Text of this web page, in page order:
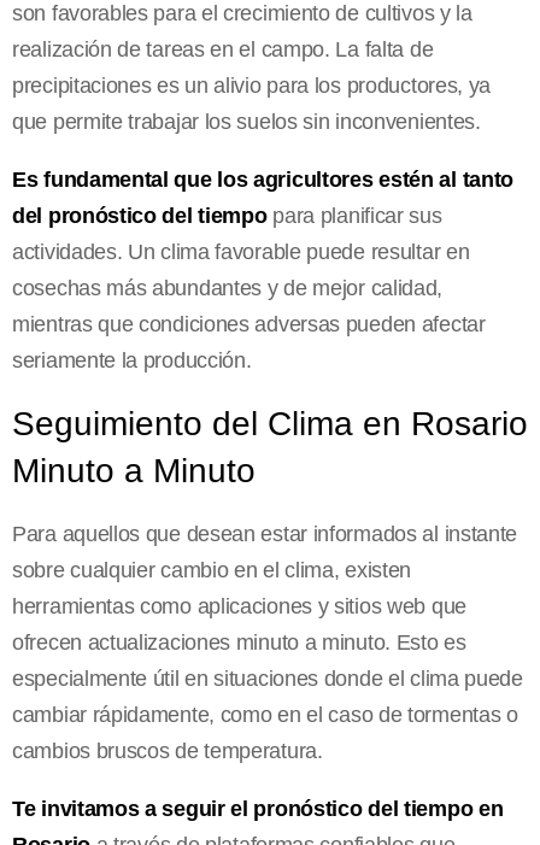
son favorables para el crecimiento de cultivos y la
realización de tareas en el campo. La falta de
precipitaciones es un alivio para los productores, ya
que permite trabajar los suelos sin inconvenientes.
Es fundamental que los agricultores estén al tanto
del pronóstico del tiempopara planificar sus
actividades. Un clima favorable puede resultar en
cosechas más abundantes y de mejor calidad,
mientras que condiciones adversas pueden afectar
seriamente la producción.
Seguimiento del Clima en Rosario
Minuto a Minuto
Para aquellos que desean estar informados al instante
sobre cualquier cambio en el clima, existen
herramientas como aplicaciones y sitios web que
ofrecen actualizaciones minuto a minuto. Esto es
especialmente útil en situaciones donde el clima puede
cambiar rápidamente, como en el caso de tormentas o
cambios bruscos de temperatura.
Te invitamos a seguir el pronóstico del tiempo en